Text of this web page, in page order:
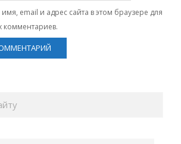
email и адрес сайта в этом браузере для